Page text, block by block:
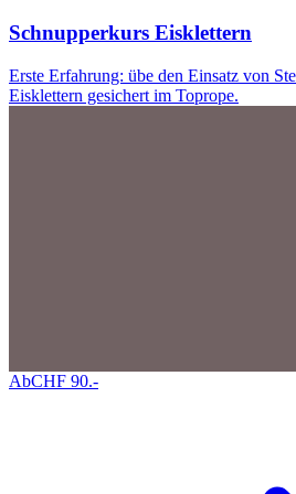
Schnupperkurs Eisklettern
Erste Erfahrung: übe den Einsatz von
Eisklettern gesichert im Toprope.
AbCHF 90.-